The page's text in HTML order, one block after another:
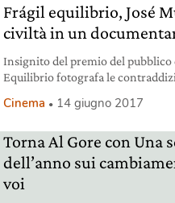
Frágil equilibrio, José
civiltà in un
Insignito del premio del
Equilibrio fotografa le
Guillermo García López.
Cinema 14 giugno 2017
Torna Al Gore con Una
dell’anno sui
voi